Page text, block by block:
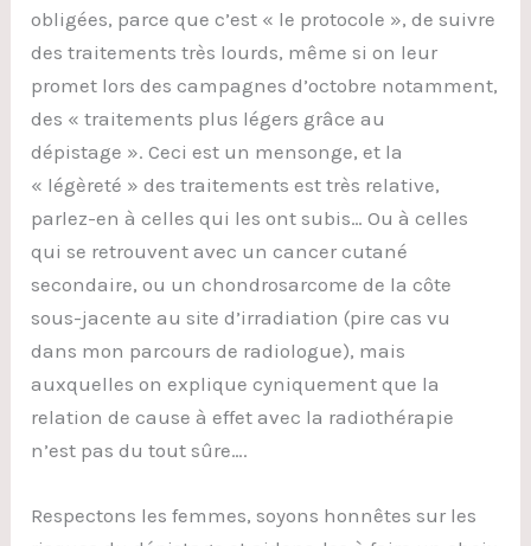
obligées, parce que c’est « le protocole », de suivre
des traitements très lourds, même si on leur
promet lors des campagnes d’octobre notamment,
des « traitements plus légers grâce au
dépistage ». Ceci est un mensonge, et la
« légèreté » des traitements est très relative,
parlez-en à celles qui les ont subis… Ou à celles
qui se retrouvent avec un cancer cutané
secondaire, ou un chondrosarcome de la côte
sous-jacente au site d’irradiation (pire cas vu
dans mon parcours de radiologue), mais
auxquelles on explique cyniquement que la
relation de cause à effet avec la radiothérapie
n’est pas du tout sûre….
Respectons les femmes, soyons honnêtes sur les